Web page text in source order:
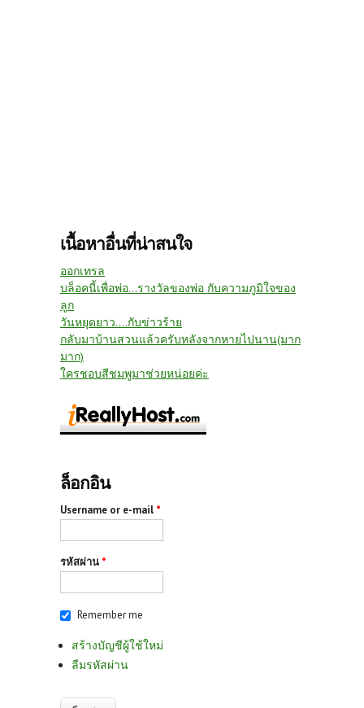
เนื้อหาอื่นที่น่าสนใจ
ออกเทรล
บล็อคนี้เพื่อพ่อ...รางวัลของพ่อ กับความภูมิใจของ
ลูก
วันหยุดยาว....กับข่าวร้าย
กลับมาบ้านสวนแล้วครับหลังจากหายไปนาน(มาก
มาก)
ใครชอบสีชมพูมาช่วยหน่อยค่ะ
ล็อกอิน
Username or e-mail *
รหัสผ่าน *
Remember me
สร้างบัญชีผู้ใช้ใหม่
ลืมรหัสผ่าน